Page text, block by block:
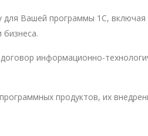
для Вашей программы 1С,
информационно-
продуктов, их